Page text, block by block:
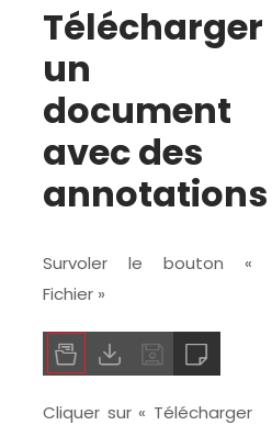
Télécharger
un
document
avec des
annotations
Survoler le bouton «
Fichier »
Cliquer sur « Télécharger